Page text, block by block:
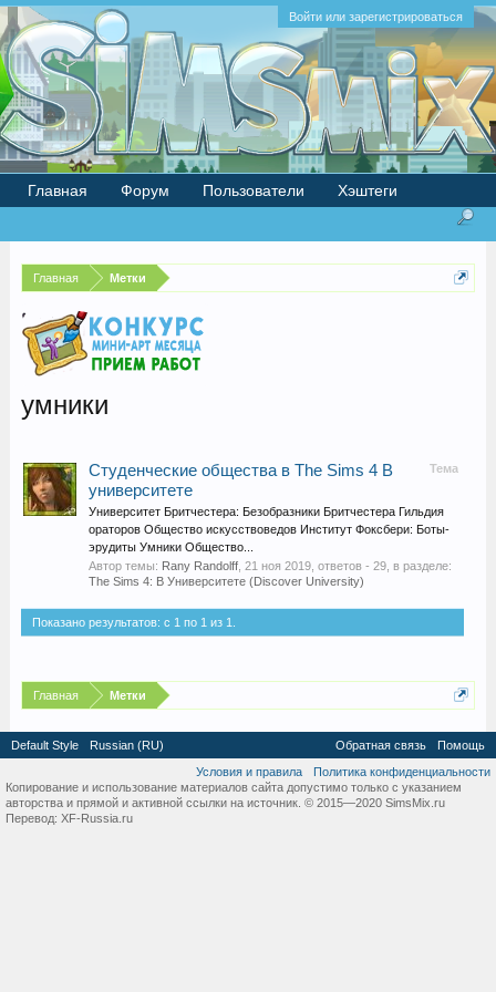
Войти или зарегистрироваться
Главная Метки
умники
Тема
Студенческие общества в The Sims 4 В
университете
Университет Бритчестера: Безобразники Бритчестера Гильдия
ораторов Общество искусствоведов Институт Фоксбери: Боты-
эрудиты Умники Общество...
Автор темы: Rany Randolff, 21 ноя 2019, ответов - 29, в разделе:
The Sims 4: В Университете (Discover University)
Показано результатов: с 1 по 1 из 1.
Главная Метки
Главная Форум Пользователи Хэштеги
Default Style Russian (RU) Обратная связь
Помощь
Условия и правила
Политика конфиденциальности
Копирование и использование материалов сайта допустимо только с указанием
авторства и прямой и активной ссылки на источник. © 2015—2020 SimsMix.ru
Перевод: XF-Russia.ru